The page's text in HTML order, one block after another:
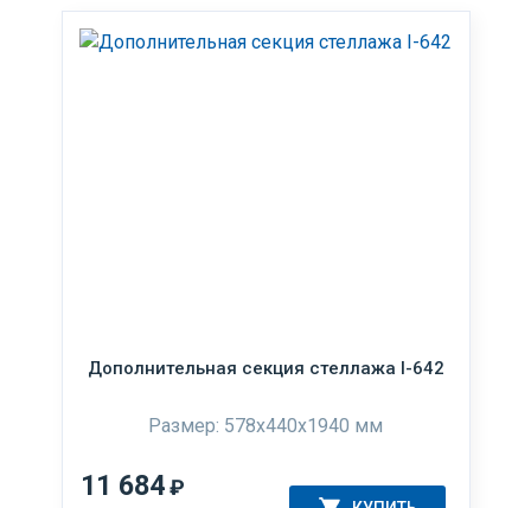
Дополнительная секция стеллажа I-642
Размер: 578x440x1940 мм
11 684₽